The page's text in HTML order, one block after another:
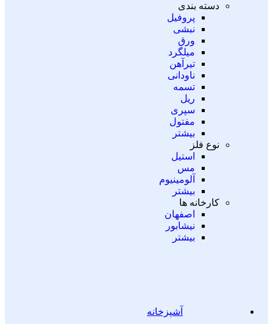
دسته بندی
پروفیل
نبشی
ورق
میلگرد
تیرآهن
ناودانی
تسمه
ریل
سپری
مفتول
بیشتر
نوع فلز
استیل
مس
آلومینیوم
بیشتر
کارخانه ها
اصفهان
نیشابور
بیشتر
آشپزخانه